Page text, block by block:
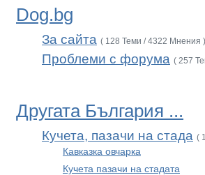
Dog.bg
За сайта ( 128 Теми / 4322 Мнения )
Проблеми с форума ( 257
Другата България ...
Кучета, пазачи на стада (
Кавказка овчарка
Кучета пазачи на стадата